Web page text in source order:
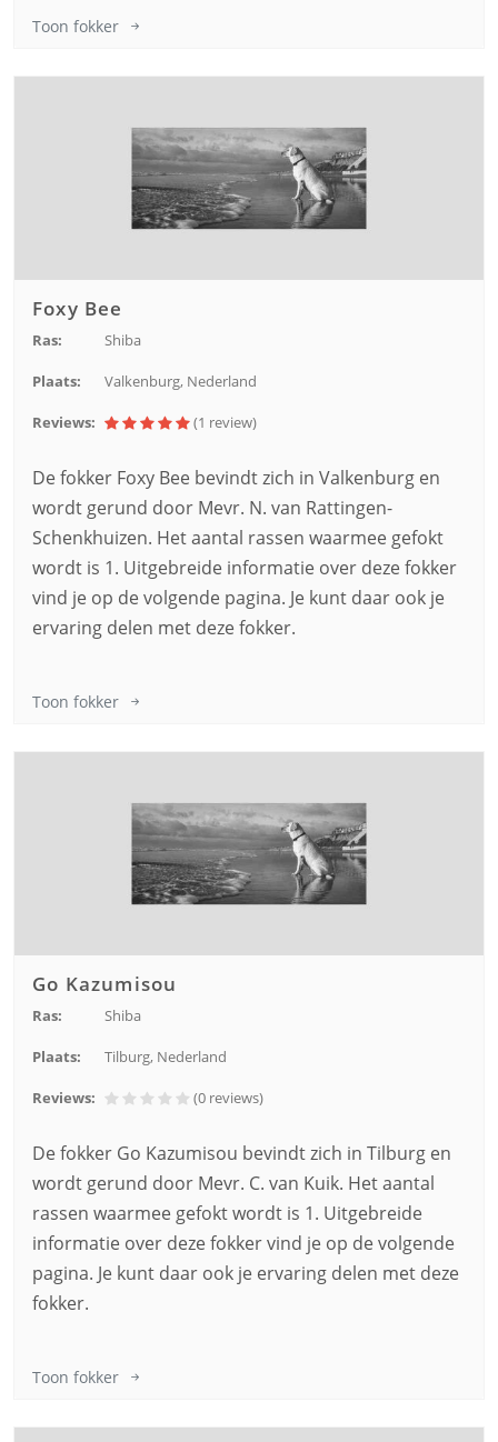
Toon fokker
Foxy Bee
Ras: Shiba
Plaats: Valkenburg, Nederland
Reviews: (1 review)
De fokker Foxy Bee bevindt zich in Valkenburg en
wordt gerund door Mevr. N. van Rattingen-
Schenkhuizen. Het aantal rassen waarmee gefokt
wordt is 1. Uitgebreide informatie over deze fokker
vind je op de volgende pagina. Je kunt daar ook je
ervaring delen met deze fokker.
Toon fokker
Go Kazumisou
Ras: Shiba
Plaats: Tilburg, Nederland
Reviews: (0 reviews)
De fokker Go Kazumisou bevindt zich in Tilburg en
wordt gerund door Mevr. C. van Kuik. Het aantal
rassen waarmee gefokt wordt is 1. Uitgebreide
informatie over deze fokker vind je op de volgende
pagina. Je kunt daar ook je ervaring delen met deze
fokker.
Toon fokker